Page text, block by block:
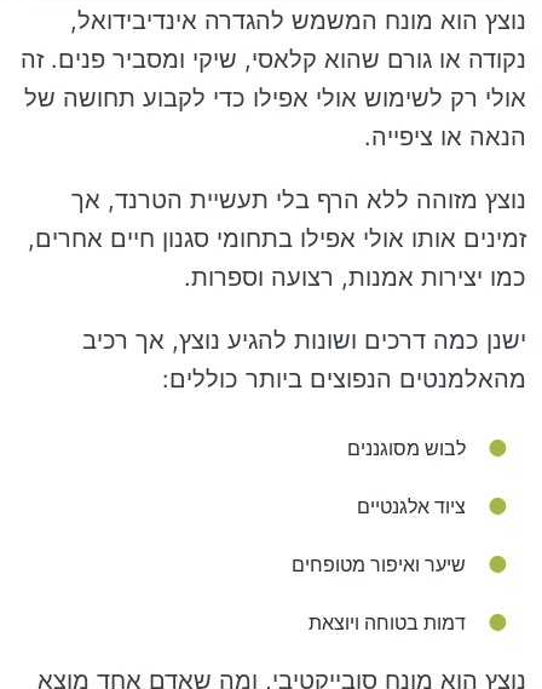
נוצץ הוא מונח המשמש להגדרה אינדיבידואל,
נקודה או גורם שהוא קלאסי, שיקי ומסביר פנים. זה
אולי רק לשימוש אולי אפילו כדי לקבוע תחושה של
הנאה או ציפייה.
נוצץ מזוהה ללא הרף בלי תעשיית הטרנד, אך
זמינים אותו אולי אפילו בתחומי סגנון חיים אחרים,
כמו יצירות אמנות, רצועה וספרות.
ישנן כמה דרכים ושונות להגיע נוצץ, אך רכיב
מהאלמנטים הנפוצים ביותר כוללים:
לבוש מסוגננים
ציוד אלגנטיים
שיער ואיפור מטופחים
דמות בטוחה ויוצאת
נוצץ הוא מונח סובייקטיבי, ומה שאדם אחד מוצא